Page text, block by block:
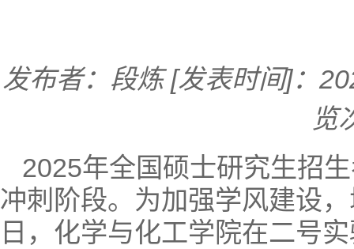
发布者：段炼 [发表时间]：
览
2025年全国硕士研究生招
冲刺阶段。为加强学风建设
日，化学与化工学院在二号